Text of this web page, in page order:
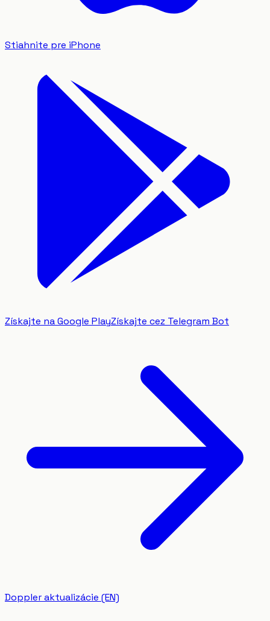
Stiahnite pre iPhone
Získajte na Google PlayZískajte cez Telegram Bot
Doppler aktualizácie (EN)